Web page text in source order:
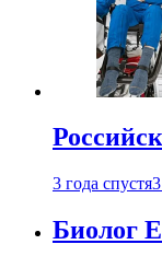
3 года спустя
Биолог